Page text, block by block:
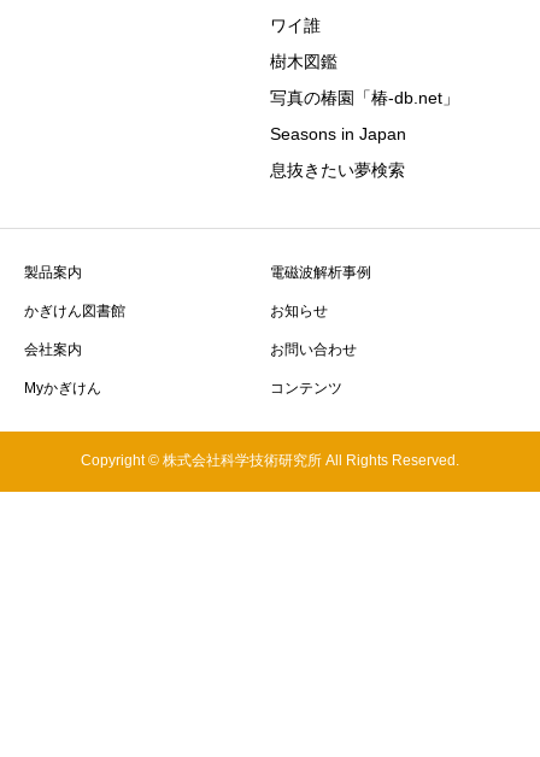
ワイ誰
樹木図鑑
写真の椿園「椿-db.net」
Seasons in Japan
息抜きたい夢検索
製品案内 電磁波解析事例
かぎけん図書館 お知らせ
会社案内 お問い合わせ
Myかぎけん コンテンツ
Copyright © 株式会社科学技術研究所 All Rights Reserved.